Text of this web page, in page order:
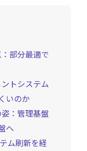
部分最適で
トシステム
いのか
：管理基盤
へ
ム刷新を経